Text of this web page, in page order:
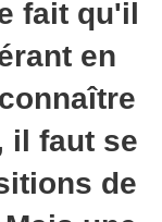
fait qu'il
en
il faut se
de